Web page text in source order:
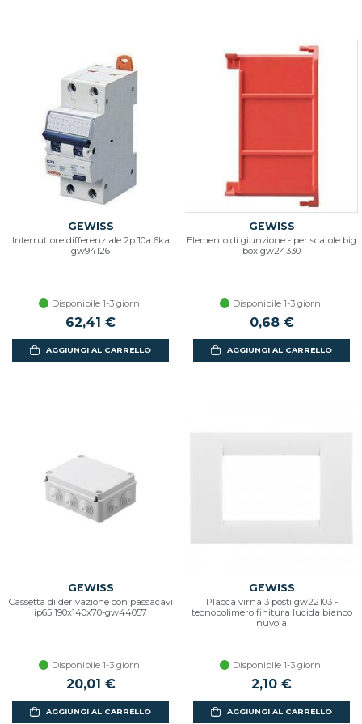
GEWISS
Interruttore differenziale 2p 10a 6ka
gw94126
Disponibile 1-3 giorni
62,41 €
AGGIUNGI AL CARRELLO
GEWISS
Elemento di giunzione - per scatole big
box gw24330
Disponibile 1-3 giorni
0,68 €
AGGIUNGI AL CARRELLO
GEWISS
Cassetta di derivazione con passacavi
ip65 190x140x70-gw44057
Disponibile 1-3 giorni
20,01 €
AGGIUNGI AL CARRELLO
GEWISS
Placca virna 3 posti gw22103 -
tecnopolimero finitura lucida bianco
nuvola
Disponibile 1-3 giorni
2,10 €
AGGIUNGI AL CARRELLO